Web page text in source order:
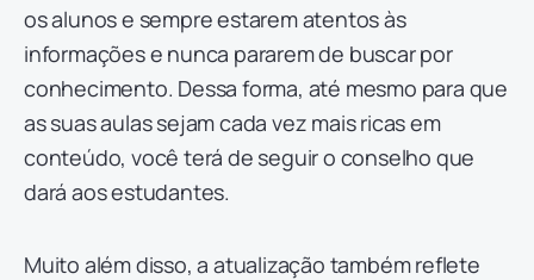
os alunos e sempre estarem atentos às
informações e nunca pararem de buscar por
conhecimento. Dessa forma, até mesmo para que
as suas aulas sejam cada vez mais ricas em
conteúdo, você terá de seguir o conselho que
dará aos estudantes.
Muito além disso, a atualização também reflete